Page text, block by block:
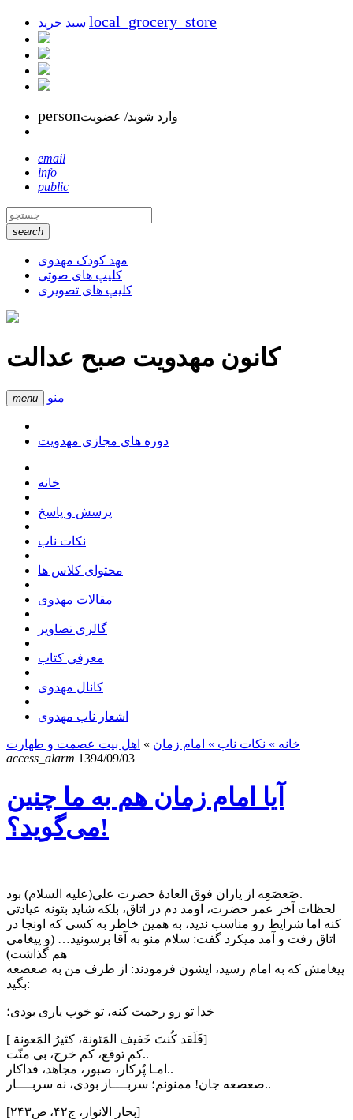
local_grocery_store
personوارد شوید/ عضویت
email
info
public
search
مهد کودک مهدوی
کلیپ های صوتی
کلیپ های تصویری
کانون مهدویت صبح عدالت
menu منو
دوره های مجازی مهدویت
خانه
پرسش و پاسخ
نکات ناب
محتوای کلاس ها
مقالات مهدوی
گالری تصاویر
معرفی کتاب
کانال مهدوی
اشعار ناب مهدوی
خانه » نکات ناب » امام زمان » اهل بیت عصمت و طهارت
access_alarm 1394/09/03
آیا امام زمان هم به ما چنین
می‌گوید؟!
صَعصَعِه از ياران فوق العادهٔ حضرت علی(علیه السلام) بود.
لحظات آخر عمر حضرت، اومد دم در اتاق، بلكه شاید بتونه عيادتی
کنه اما شرایط رو مناسب ندید، به همین خاطر به کسی که اونجا در
اتاق رفت و آمد میکرد گفت: سلام منو به آقا برسونید… (و پیغامی
هم گذاشت)
پيغامش که به امام رسيد، ایشون فرمودند: از طرف من به صعصعه
بگيد:
خدا تو رو رحمت كنه، تو خوب یاری بودی؛
[ فَلَقد كُنتَ خَفيف المَئونة، كثیرُ المَعونة]
كم توقع، كم خرج، بی منّت..
امـا پُركار، صبور، مجاهد، فداكار..
صعصعه جان! ممنونم؛ سربــــاز بودی، نه سربــــار..
[بحار الانوار، ج۴۲، ص۲۴۳]